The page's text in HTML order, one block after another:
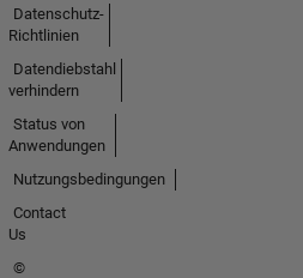
Datenschutz-
Richtlinien
Datendiebstahl
verhindern
Status von
Anwendungen
Nutzungsbedingungen
Contact
Us
©